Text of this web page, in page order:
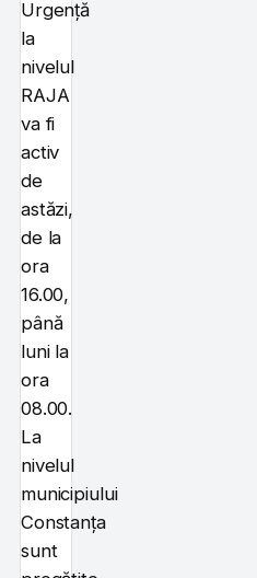
Urgență
la
nivelul
RAJA
va fi
activ
de
astăzi,
de la
ora
16.00,
până
luni la
ora
08.00.
La
nivelul
municipiului
Constanța
sunt